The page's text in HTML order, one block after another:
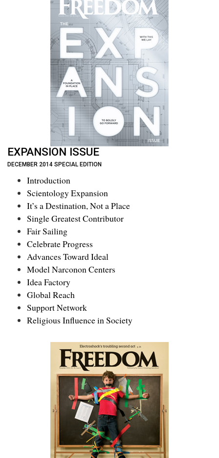
EXPANSION ISSUE
DECEMBER 2014 SPECIAL EDITION
Introduction
Scientology Expansion
It’s a Destination, Not a Place
Single Greatest Contributor
Fair Sailing
Celebrate Progress
Advances Toward Ideal
Model Narconon Centers
Idea Factory
Global Reach
Support Network
Religious Influence in Society